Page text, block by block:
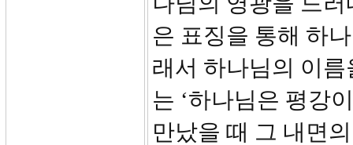
은 표징을 통해 하
래서 하나님의 이
는 ‘하나님은 평강
만났을 때 그 내면